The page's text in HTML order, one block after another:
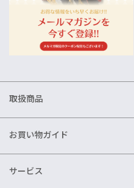
取扱商品
お買い物ガイド
サービス